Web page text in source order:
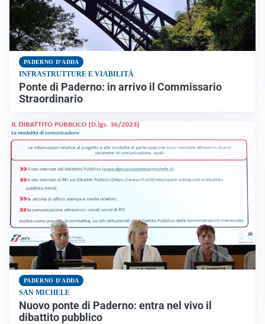
PADERNO D'ADDA
INFRASTRUTTURE E VIABILITÀ
Ponte di Paderno: in arrivo il Commissario
Straordinario
PADERNO D'ADDA
SAN MICHELE
Nuovo ponte di Paderno: entra nel vivo il
dibattito pubblico